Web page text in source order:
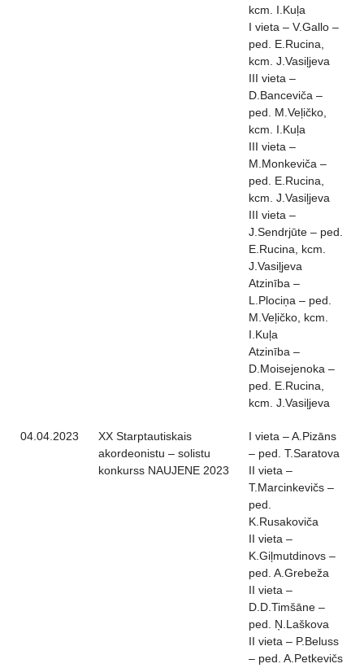
kcm. I.Kuļa
I vieta – V.Gallo –
ped. E.Rucina,
kcm. J.Vasiļjeva
III vieta –
D.Banceviča –
ped. M.Veļičko,
kcm. I.Kuļa
III vieta –
M.Monkeviča –
ped. E.Rucina,
kcm. J.Vasiļjeva
III vieta –
J.Sendrjūte – ped.
E.Rucina, kcm.
J.Vasiļjeva
Atzinība –
L.Plociņa – ped.
M.Veļičko, kcm.
I.Kuļa
Atzinība –
D.Moisejenoka –
ped. E.Rucina,
kcm. J.Vasiļjeva
04.04.2023
XX Starptautiskais
akordeonistu – solistu
konkurss NAUJENE 2023
I vieta – A.Pizāns
– ped. T.Saratova
II vieta –
T.Marcinkevičs –
ped.
K.Rusakoviča
II vieta –
K.Giļmutdinovs –
ped. A.Grebeža
II vieta –
D.D.Timšāne –
ped. Ņ.Laškova
II vieta – P.Beluss
– ped. A.Petkevičs